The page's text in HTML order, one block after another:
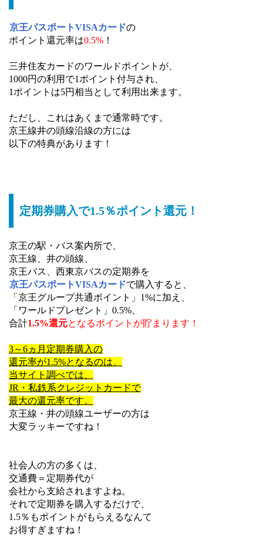
京王パスポートVISAカードの
ポイント還元率は0.5% ！
三井住友カードのワールドポイントが、
1000円の利用で1ポイント付与され、
1ポイントは5円相当として利用出来ます。
ただし、これはあくまで通常時です。
京王線井の頭線沿線の方には
以下の特典があります！
定期券購入で1.5％ポイント還元！
京王の駅・バス案内所で、
京王線、井の頭線、
京王バス、西東京バスの定期券を
京王パスポートVISAカードで購入すると、
「京王グループ共通ポイント」1%に加え、
「ワールドプレゼント」0.5%、
合計1.5%還元となるポイントが貯まります！
3～6ヵ月定期券購入の
還元率が1.5%となるのは、
当サイト調べでは、
JR・私鉄系クレジットカードで
最大の還元率です。
京王線・井の頭線ユーザーの方は
大変ラッキーですね！
社会人の方の多くは、
交通費＝定期券代が
会社から支給されますよね。
それで定期券を購入するだけで、
1.5％もポイントがもらえるなんて
お得すぎますね！